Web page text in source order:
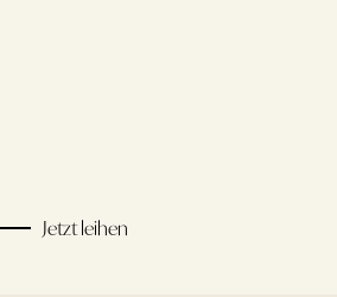
Jetzt leihen